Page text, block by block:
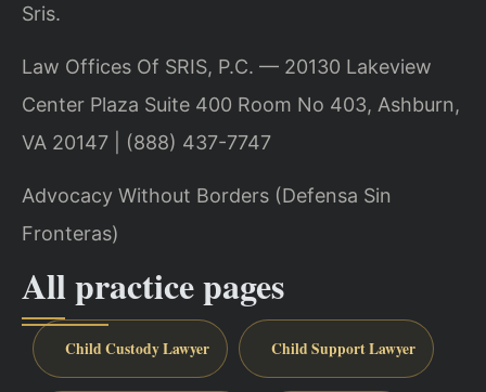
Sris.
Law Offices Of SRIS, P.C. — 20130 Lakeview
Center Plaza Suite 400 Room No 403, Ashburn,
VA 20147 | (888) 437-7747
Advocacy Without Borders (Defensa Sin
Fronteras)
All practice pages
Child Custody Lawyer Child Support Lawyer